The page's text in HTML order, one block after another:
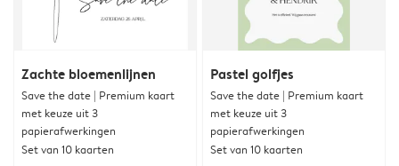
Zachte bloemenlijnen
Save the date | Premium kaart
met keuze uit 3
papierafwerkingen
Set van 10 kaarten
Pastel golfjes
Save the date | Premium kaart
met keuze uit 3
papierafwerkingen
Set van 10 kaarten